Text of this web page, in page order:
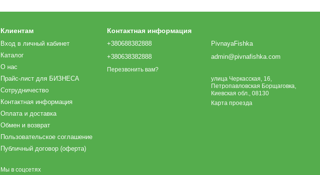
Клиентам
Вход в личный кабинет
Каталог
О нас
Прайс-лист для БИЗНЕСА
Сотрудничество
Контактная информация
Оплата и доставка
Обмен и возврат
Пользовательское соглашение
Публичный договор (оферта)
Мы в соцсетях
Контактная информация
+380688382888
+380638382888
Перезвонить вам?
PivnayaFishka
admin@pivnafishka.com
улица Черкасская, 16,
Петропавловская Борщаговка,
Киевская обл., 08130
Карта проезда